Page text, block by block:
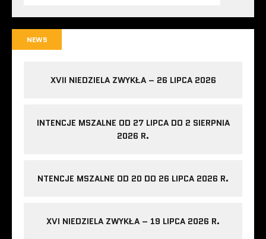
NEWS
XVII NIEDZIELA ZWYKŁA – 26 LIPCA 2026
INTENCJE MSZALNE OD 27 LIPCA DO 2 SIERPNIA
2026 R.
NTENCJE MSZALNE OD 20 DO 26 LIPCA 2026 R.
XVI NIEDZIELA ZWYKŁA – 19 LIPCA 2026 R.